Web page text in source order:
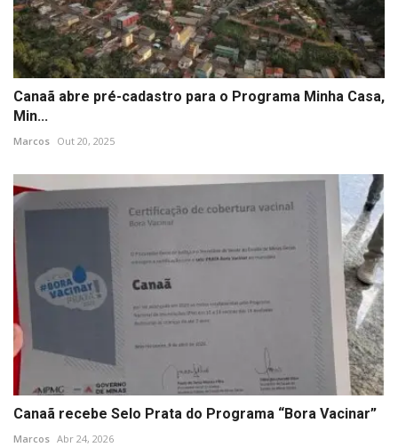
Canaã abre pré-cadastro para o Programa Minha Casa,
Min...
Marcos Out 20, 2025
Canaã recebe Selo Prata do Programa “Bora Vacinar”
Marcos Abr 24, 2026